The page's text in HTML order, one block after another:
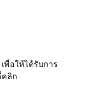
พื่อให้ได้รับการ
คลิก